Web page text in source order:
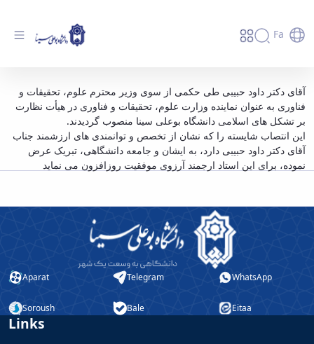
Fa
انتصاب آقای دکتر داود حبیبی به عنوان نماینده
وزارت علوم، تحقیقات و فناوری در هیأت نظارت
بر تشکل های اسلامی دانشگاه بوعلی سینا -
دانشگاه بوعلی سینا همدان
آقای دکتر داود حبیبی طی حکمی از سوی وزیر محترم علوم، تحقیقات و
فناوری به عنوان نماینده وزارت علوم، تحقیقات و فناوری در هیأت نظارت
بر تشکل های اسلامی دانشگاه بوعلی سینا منصوب گردیدند.
این انتصاب شایسته را که نشان از تخصص و توانمندی های ارزشمند جناب
آقای دکتر داود حبیبی دارد، به ایشان و جامعه دانشگاهی، تبریک عرض
نموده، برای این استاد ارجمند آرزوی موفقیت روزافزون می نماید
Aparat Telegram WhatsApp
Soroush Bale Eitaa
Links